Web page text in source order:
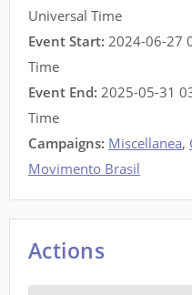
Universal Time
Event Start: 2024-06-27
Time
Event End: 2025-05-31
Time
Campaigns: Miscellanea,
Movimento Brasil
Actions